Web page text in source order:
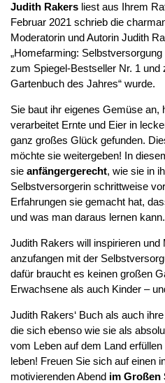
Judith Rakers liest aus Ihrem
Februar 2021 schrieb die
Moderatorin und Autorin Judith
„Homefarming:
zum Spiegel-Bestseller Nr. 1 und
Gartenbuch des Jahres“ wurde.
Sie baut ihr eigenes Gemüse an,
verarbeitet Ernte und Eier in
ganz großes Glück gefunden.
möchte sie weitergeben! In
sie anfängergerecht, wie sie in
Selbstversorgerin schrittweise
Erfahrungen sie gemacht hat,
und was man daraus lernen kann.
Judith Rakers will inspirieren und
anzufangen mit der
dafür braucht es keinen großen
Erwachsene als auch Kinder –
Judith Rakers‘ Buch als auch
die sich ebenso wie sie als
vom Leben auf dem Land
leben! Freuen Sie sich auf einen
motivierenden Abend im Großen